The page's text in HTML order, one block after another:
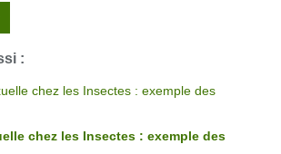
:
chez les Insectes : exemple des